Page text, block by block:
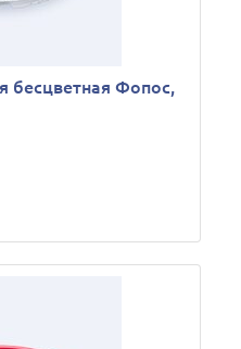
бесцветная Фопос,